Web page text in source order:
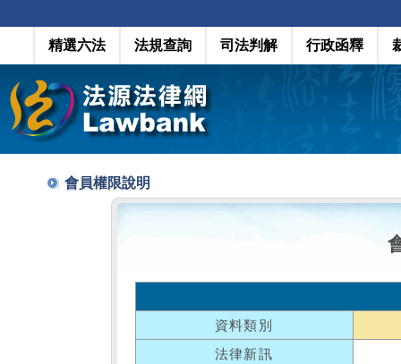
精選六法 法規查詢 司法判解 行政函釋
會員權限說明
資料類別
法律新訊